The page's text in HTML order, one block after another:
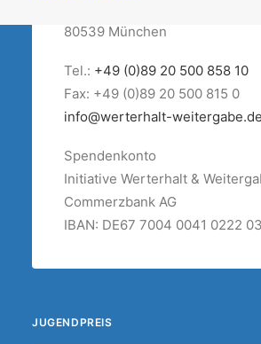
80539 München
Tel.: +49 (0)89 20 500 858 10
Fax: +49 (0)89 20 500 815 0
info@werterhalt-weitergabe.de
Spendenkonto
Initiative Werterhalt &
Commerzbank AG
IBAN: DE67 7004 0041 0222
JUGENDPREIS